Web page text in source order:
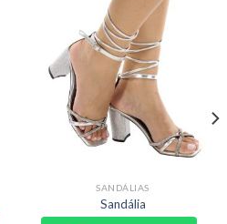
SANDÁLIAS
Sandália